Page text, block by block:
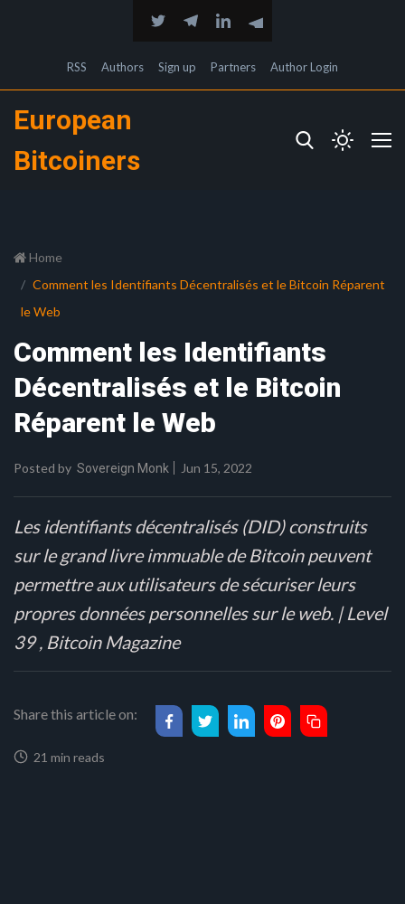
RSS Authors Sign up Partners Author Login
European
Bitcoiners
Home
Comment les Identifiants Décentralisés et le Bitcoin Réparent
le Web
Comment les Identifiants
Décentralisés et le Bitcoin
Réparent le Web
Posted by Sovereign Monk Jun 15, 2022
Les identifiants décentralisés (DID) construits
sur le grand livre immuable de Bitcoin peuvent
permettre aux utilisateurs de sécuriser leurs
propres données personnelles sur le web. | Level
39 , Bitcoin Magazine
Share this article on:
21 min reads